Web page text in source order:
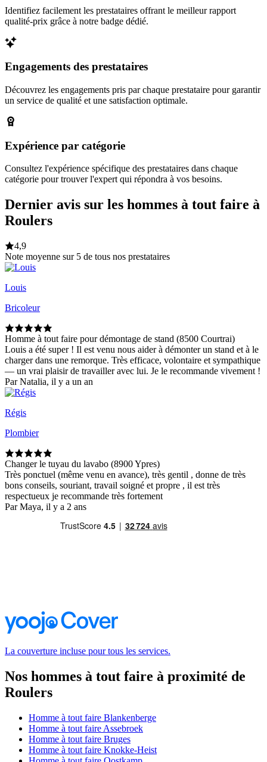
Identifiez facilement les prestataires offrant le meilleur rapport
qualité-prix grâce à notre badge dédié.
Engagements des prestataires
Découvrez les engagements pris par chaque prestataire pour garantir
un service de qualité et une satisfaction optimale.
Expérience par catégorie
Consultez l'expérience spécifique des prestataires dans chaque
catégorie pour trouver l'expert qui répondra à vos besoins.
Dernier avis sur les hommes à tout faire à
Roulers
4,9
Note moyenne sur 5 de tous nos prestataires
Louis
Bricoleur
Homme à tout faire pour démontage de stand (8500 Courtrai)
Louis a été super ! Il est venu nous aider à démonter un stand et à le
charger dans une remorque. Très efficace, volontaire et sympathique
— un vrai plaisir de travailler avec lui. Je le recommande vivement !
Par Natalia, il y a un an
Régis
Plombier
Changer le tuyau du lavabo (8900 Ypres)
Très ponctuel (même venu en avance), très gentil , donne de très
bons conseils, souriant, travail soigné et propre , il est très
respectueux je recommande très fortement
Par Maya, il y a 2 ans
La couverture incluse pour tous les services.
Nos hommes à tout faire à proximité de
Roulers
Homme à tout faire Blankenberge
Homme à tout faire Assebroek
Homme à tout faire Bruges
Homme à tout faire Knokke-Heist